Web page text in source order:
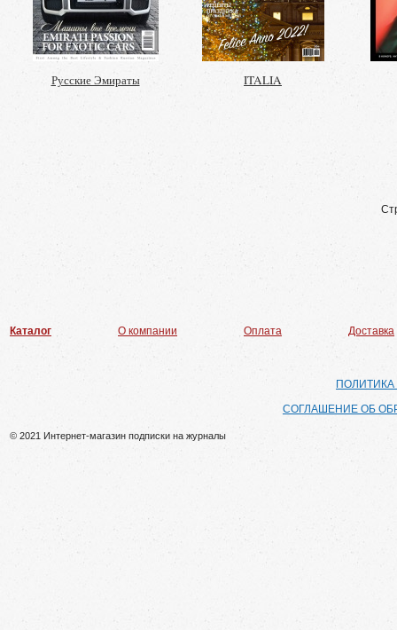
Русские Эмираты ITALIA
Каталог О компании Оплата Доставка
СОГЛАШЕНИЕ ОБ
© 2021 Интернет-магазин подписки на журналы